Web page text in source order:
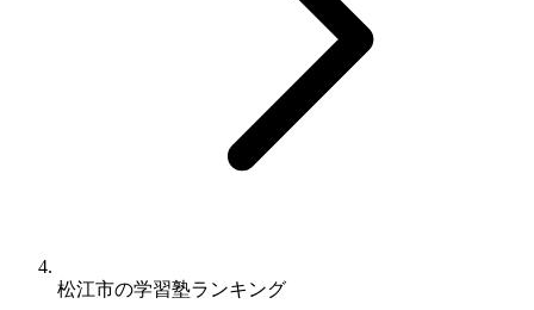
松江市の学習塾ランキング